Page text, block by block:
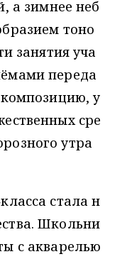
а зимнее неб
тоно
занятия уча
переда
у
сре
утра
стала н
Школьни
с акварелью